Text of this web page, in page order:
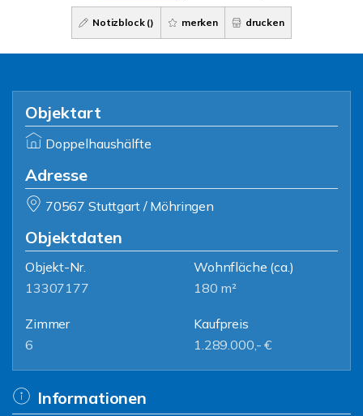
Notizblock () merken drucken
Objektart
Doppelhaushälfte
Adresse
70567 Stuttgart / Möhringen
Objektdaten
Objekt-Nr.
13307177
Wohnfläche (ca.)
180 m²
Zimmer
6
Kaufpreis
1.289.000,- €
Informationen